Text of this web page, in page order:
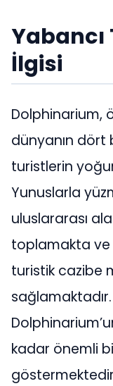
İlgisi
Dolphinarium,
dünyanın dört
turistlerin
Yunuslarla
uluslararası
toplamakta ve
turistik cazibe
kadar önemli